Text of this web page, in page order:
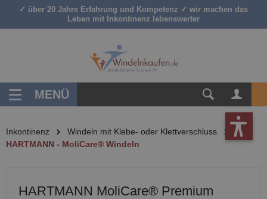
springen
✓ über 20 Jahre Erfahrung und Kompetenz ✓ wir machen das
Leben mit Inkontinenz lebenswerter
MENÜ
Inkontinenz
Windeln mit Klebe- oder Klettverschluss
HARTMANN - MoliCare® Windeln
HARTMANN MoliCare® Premium